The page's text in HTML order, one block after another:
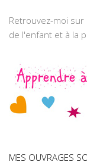
Retrouvez-moi sur
de l'enfant et à la
MES OUVRAGES